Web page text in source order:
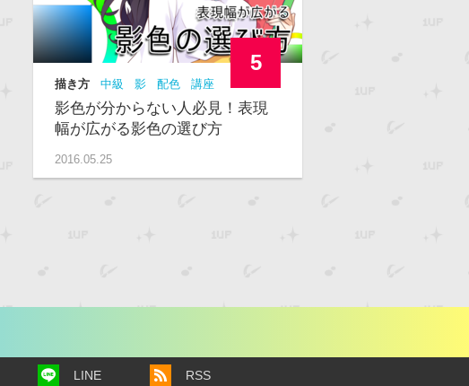
描き方 中級 影 配色 講座
影色が分からない人必見！表現
幅が広がる影色の選び方
2016.05.25
5
LINE RSS